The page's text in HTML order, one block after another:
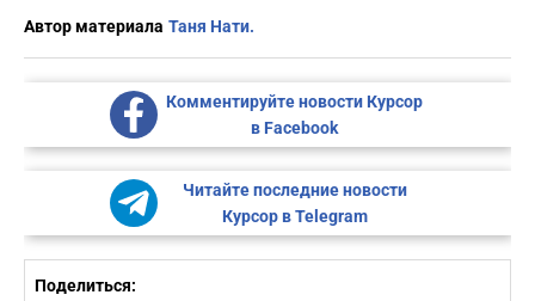
Автор материала Таня Нати.
Комментируйте новости Курсор
в Facebook
Читайте последние новости
Курсор в Telegram
Поделиться: